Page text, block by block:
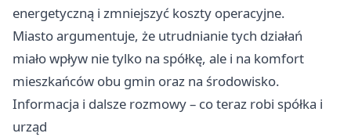
energetyczną i zmniejszyć koszty operacyjne.
Miasto argumentuje, że utrudnianie tych działań
miało wpływ nie tylko na spółkę, ale i na komfort
mieszkańców obu gmin oraz na środowisko.
Informacja i dalsze rozmowy – co teraz robi spółka i
urząd